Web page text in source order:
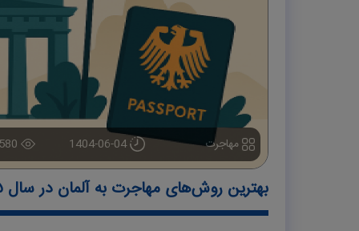
مهاجرت 1404-06-04
بهترین روش‌های مهاجرت به آلمان در سال ۲۰۲۵: شرایط، مزایا، معایب و تغییرات جدید قوانین